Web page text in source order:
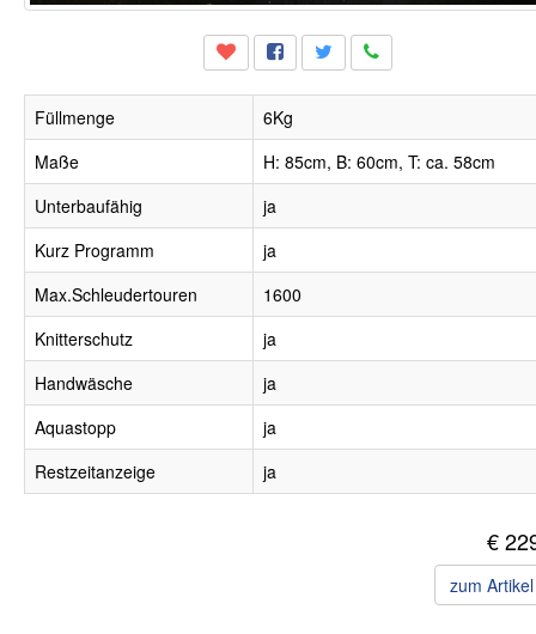
Füllmenge
6Kg
Maße
H: 85cm, B: 60cm, T: ca. 58cm
Unterbaufähig
ja
Kurz Programm
ja
Max.Schleudertouren
1600
Knitterschutz
ja
Handwäsche
ja
Aquastopp
ja
Restzeitanzeige
ja
€
zum